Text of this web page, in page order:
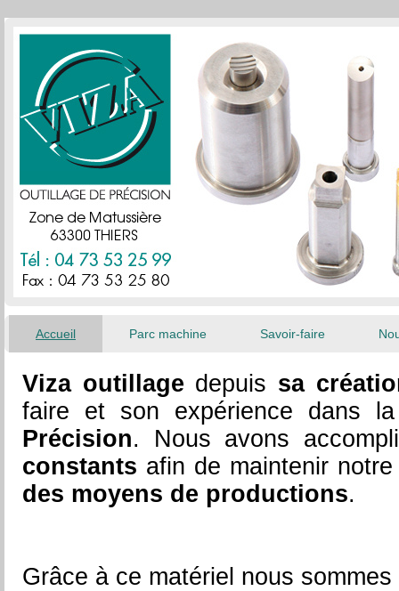
Accueil Parc machine Savoir-faire
Viza outillage depuis sa
faire et son expérience dans
Précision. Nous avons
constants afin de maintenir
des moyens de productions.
Grâce à ce matériel nous